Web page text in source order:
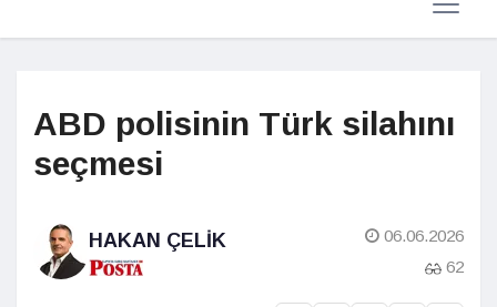
ABD polisinin Türk silahını
seçmesi
HAKAN ÇELIK
06.06.2026
62